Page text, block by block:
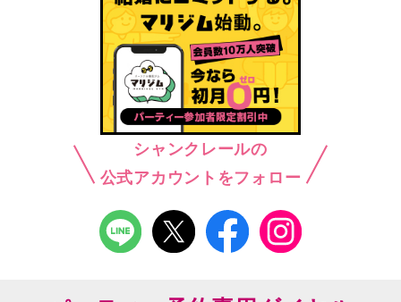
シャンクレールの
公式アカウントをフォロー